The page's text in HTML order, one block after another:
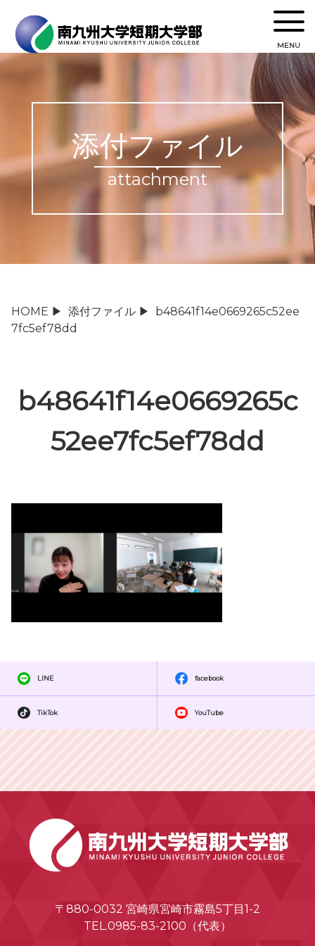
MENU
添付ファイル
attachment
HOME ▶ 添付ファイル ▶
b48641f14e0669265c52ee
7fc5ef78dd
b48641f14e0669265c
52ee7fc5ef78dd
LINE facebook
TikTok YouTube
〒880-0032 宮崎県宮崎市霧島5丁目1-2
TEL.0985-83-2100（代表）